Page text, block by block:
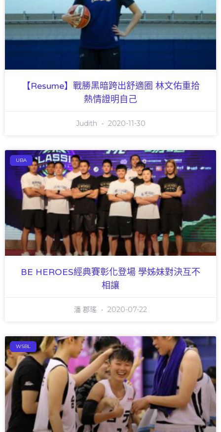
【Resume】戰勝黑暗跨出舒適圈 林文佑重拾
熱情證明自己
Judith 2020-11-30
UBA
BE HEROES經典賽彰化登場 學姊妹對決互不
相讓
潘 郡瑤 2020-07-22
WSBL